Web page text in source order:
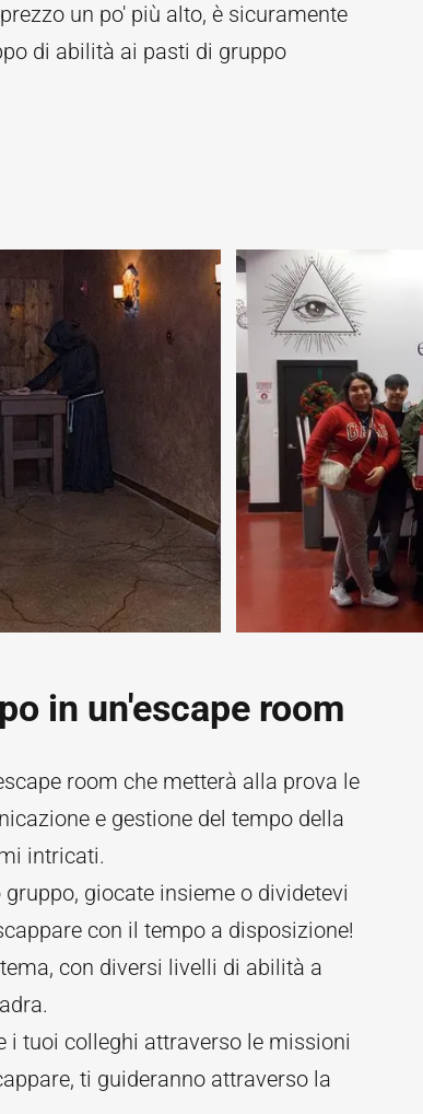
un po' più alto, è sicuramente
di abilità ai pasti di gruppo
in un'escape room
room che metterà alla prova le
e gestione del tempo della
intricati.
giocate insieme o dividetevi
con il tempo a disposizione!
con diversi livelli di abilità a
i tuoi colleghi attraverso le missioni
ti guideranno attraverso la